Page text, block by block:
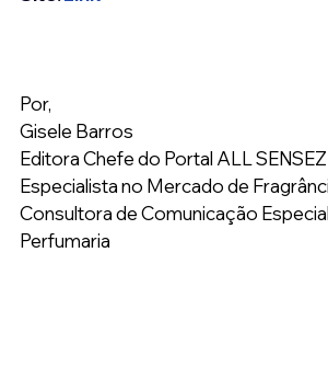
Por,
Gisele Barros
Editora Chefe do Portal ALL SENSEZ
Especialista no Mercado de
Consultora de Comunicação
Perfumaria